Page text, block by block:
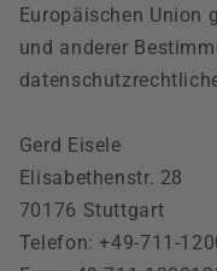
Europäischen Union
und anderer
Gerd Eisele
Elisabethenstr. 28
70176 Stuttgart
Telefon: +49-711-